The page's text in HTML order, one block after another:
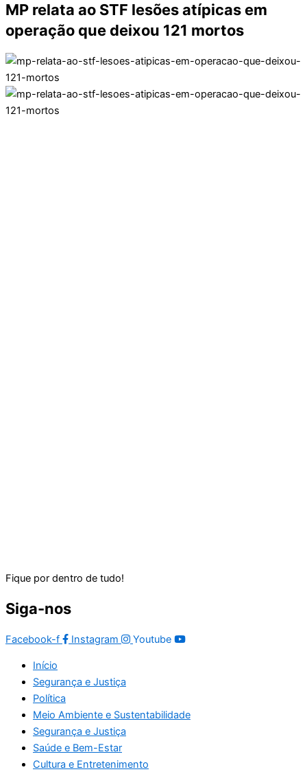
MP relata ao STF lesões atípicas em
operação que deixou 121 mortos
Fique por dentro de tudo!
Siga-nos
Facebook-f Instagram Youtube
Início
Segurança e Justiça
Política
Meio Ambiente e Sustentabilidade
Segurança e Justiça
Saúde e Bem-Estar
Cultura e Entretenimento